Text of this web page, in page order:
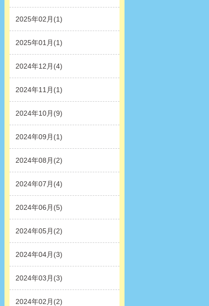
2025年02月(1)
2025年01月(1)
2024年12月(4)
2024年11月(1)
2024年10月(9)
2024年09月(1)
2024年08月(2)
2024年07月(4)
2024年06月(5)
2024年05月(2)
2024年04月(3)
2024年03月(3)
2024年02月(2)